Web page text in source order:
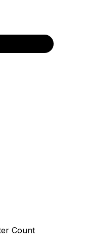
Count